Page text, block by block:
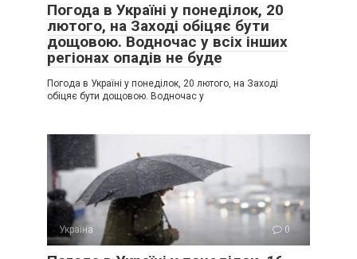
Погода в Україні у понеділок, 20
лютого, на Заході обіцяє бути
дощовою. Водночас у всіх інших
регіонах опадів не буде
Погода в Україні у понеділок, 20 лютого, на Заході
обіцяє бути дощовою. Водночас у
Україна 0